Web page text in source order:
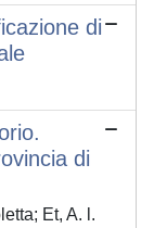
di
di
Et, A. l.